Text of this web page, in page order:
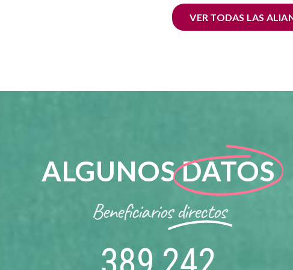
VER TODAS LAS
ALGUNOSDATOS
Beneficiarios directos